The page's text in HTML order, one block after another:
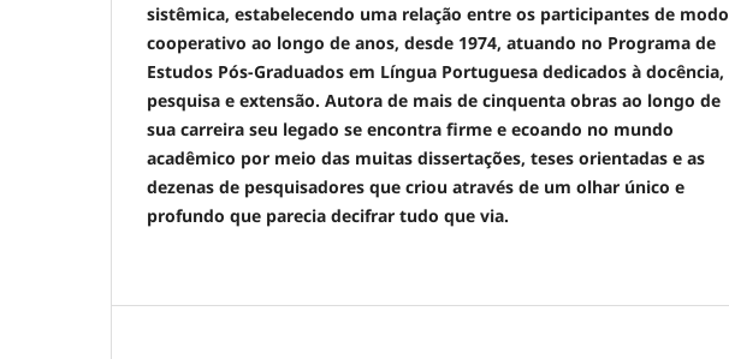
sistêmica, estabelecendo uma relação entre os participantes de modo
cooperativo ao longo de anos, desde 1974, atuando no Programa de
Estudos Pós-Graduados em Língua Portuguesa dedicados à docência,
pesquisa e extensão. Autora de mais de cinquenta obras ao longo de
sua carreira seu legado se encontra firme e ecoando no mundo
acadêmico por meio das muitas dissertações, teses orientadas e as
dezenas de pesquisadores que criou através de um olhar único e
profundo que parecia decifrar tudo que via.